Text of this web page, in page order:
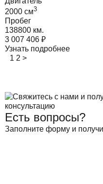
2000 cм3
Пробег
138800 км.
3 007 406 ₽
Узнать подробнее
1 2 >
Есть вопросы?
Заполните форму и